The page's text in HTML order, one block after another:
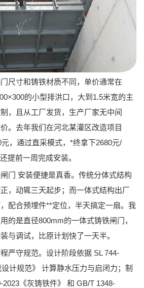
尺寸和铸铁材质不同，单价通常在
的小型排洪口，大到1.5米宽的主
，且从工厂发货， 生产厂家无中间
。去年我们在河北某灌区改造项目
，通过直采模式，*终拿下2680元/
提前一周完成安装。
门 安装便捷是真香。传统分体式结构
，动辄三天起步；而一体式结构出厂
配合预埋件**定位，半天搞定一扇。我
的是直径800mm的一体式铸铁闸门，
与调试，比原计划快了一天半。
严守规范。设计阶段依据 SL 744-
计规范》
计算静水压力与启闭力；制
《灰铸铁件》 和 GB/T 1348-